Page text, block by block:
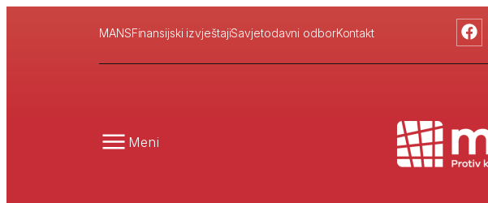
MANSFinansijski izvještajiSavjetodavni odborKontakt
Meni